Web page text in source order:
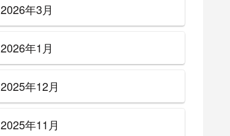
2026年3月
2026年1月
2025年12月
2025年11月